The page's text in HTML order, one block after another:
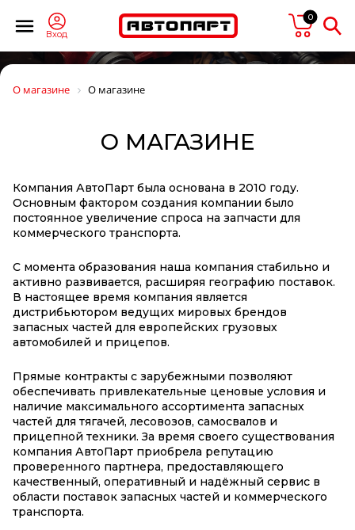
Вход
0
О магазине О магазине
О МАГАЗИНЕ
Компания АвтоПарт была основана в 2010 году.
Основным фактором создания компании было
постоянное увеличение спроса на запчасти для
коммерческого транспорта.
С момента образования наша компания стабильно и
активно развивается, расширяя географию поставок.
В настоящее время компания является
дистрибьютором ведущих мировых брендов
запасных частей для европейских грузовых
автомобилей и прицепов.
Прямые контракты с зарубежными позволяют
обеспечивать привлекательные ценовые условия и
наличие максимального ассортимента запасных
частей для тягачей, лесовозов, самосвалов и
прицепной техники. За время своего существования
компания АвтоПарт приобрела репутацию
проверенного партнера, предоставляющего
качественный, оперативный и надёжный сервис в
области поставок запасных частей и коммерческого
транспорта.